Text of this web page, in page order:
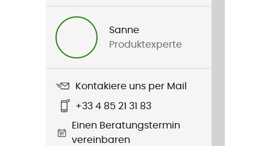
Acadia Woman Jacket
Neu ohne Etiketten
Code barre
Sanne
Produktexperte
Kontakiere uns per Mail
+33 4 85 21 31 83
Einen Beratungstermin
vereinbaren